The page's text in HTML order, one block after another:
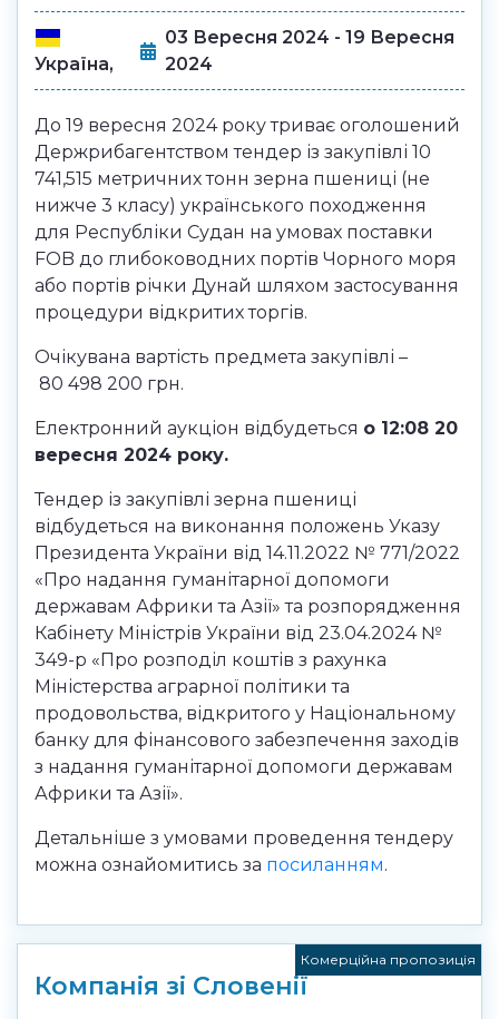
Україна,
03 Вересня 2024 - 19 Вересня
2024
До 19 вересня 2024 року триває оголошений
Держрибагентством тендер із закупівлі 10
741,515 метричних тонн зерна пшениці (не
нижче 3 класу) українського походження
для Республіки Судан на умовах поставки
FOB до глибоководних портів Чорного моря
або портів річки Дунай шляхом застосування
процедури відкритих торгів.
Очікувана вартість предмета закупівлі –
80 498 200 грн.
Електронний аукціон відбудеться о 12:08 20
вересня 2024 року.
Тендер із закупівлі зерна пшениці
відбудеться на виконання положень Указу
Президента України від 14.11.2022 № 771/2022
«Про надання гуманітарної допомоги
державам Африки та Азії» та розпорядження
Кабінету Міністрів України від 23.04.2024 №
349-р «Про розподіл коштів з рахунка
Міністерства аграрної політики та
продовольства, відкритого у Національному
банку для фінансового забезпечення заходів
з надання гуманітарної допомоги державам
Африки та Азії».
Детальніше з умовами проведення тендеру
можна ознайомитись за посиланням.
Компанія зі Словенії
Комерційна пропозиція